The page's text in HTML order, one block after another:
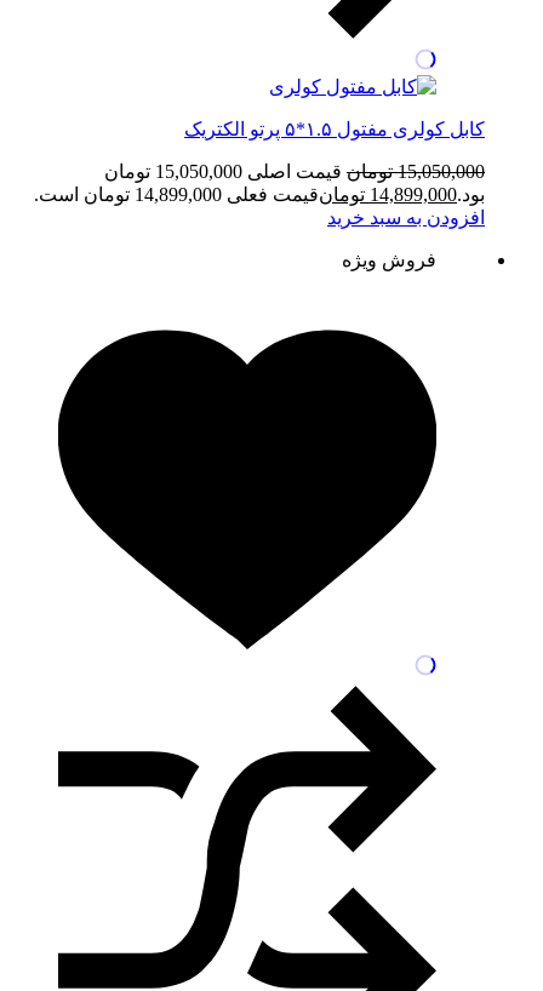
کابل کولری مفتول ۱.۵*۵ پرتو الکتریک
15,050,000 تومان
قیمت اصلی 15,050,000 تومان
بود.14,899,000 تومانقیمت فعلی 14,899,000 تومان است.
افزودن به سبد خرید
فروش ویژه